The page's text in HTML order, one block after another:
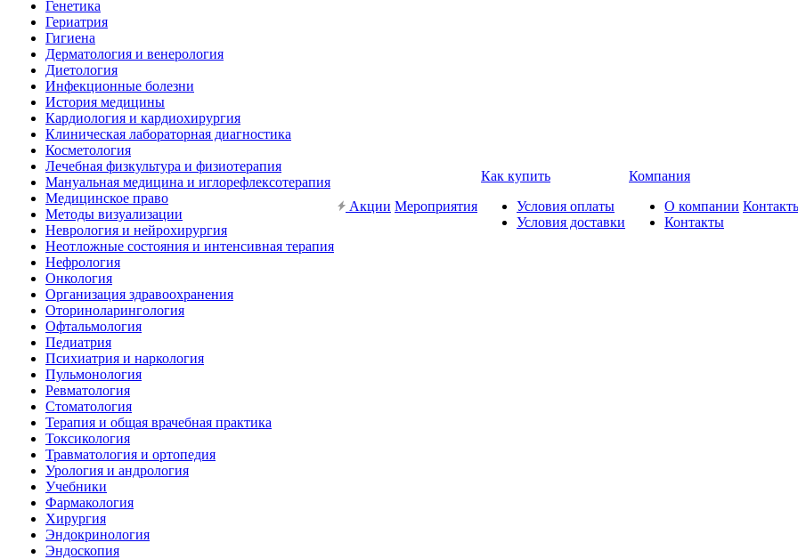
Генетика
Гериатрия
Гигиена
Дерматология и венерология
Диетология
Инфекционные болезни
История медицины
Кардиология и кардиохирургия
Клиническая лабораторная диагностика
Косметология
Лечебная физкультура и физиотерапия
Мануальная медицина и иглорефлексотерапия
Медицинское право
Методы визуализации
Неврология и нейрохирургия
Неотложные состояния и интенсивная терапия
Нефрология
Онкология
Организация здравоохранения
Оториноларингология
Офтальмология
Педиатрия
Психиатрия и наркология
Пульмонология
Ревматология
Стоматология
Терапия и общая врачебная практика
Токсикология
Травматология и ортопедия
Урология и андрология
Учебники
Фармакология
Хирургия
Эндокринология
Эндоскопия
Акции Мероприятия
Как купить
Условия оплаты
Условия доставки
Компания
О компании
Контакты